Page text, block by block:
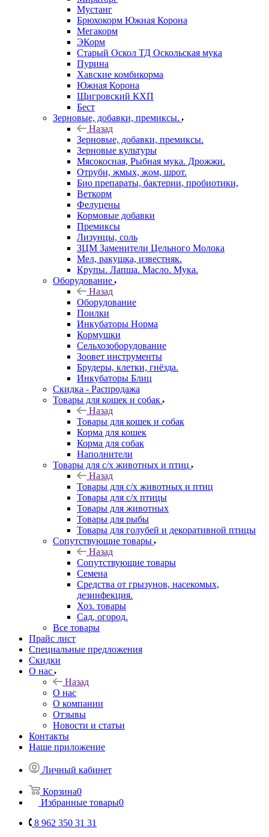
Мустанг
Брюхокорм Южная Корона
Мегакорм
ЭКорм
Старый Оскол ТД Оскольская мука
Пурина
Хавские комбикорма
Южная Корона
Щигровский КХП
Бест
Зерновые, добавки, премиксы.
Назад
Зерновые, добавки, премиксы.
Зерновые культуры
Мясокосная, Рыбная мука. Дрожжи.
Отруби, жмых, жом, шрот.
Био препараты, бактерии, пробиотики,
Веткорм
Фелуцены
Кормовые добавки
Премиксы
Лизунцы, соль
ЗЦМ Заменители Цельного Молока
Мел, ракушка, известняк.
Крупы. Лапша. Масло. Мука.
Оборудование
Назад
Оборудование
Поилки
Инкубаторы Норма
Кормушки
Сельхозоборудование
Зоовет инструменты
Брудеры, клетки, гнёзда.
Инкубаторы Блиц
Скидка - Распродажа
Товары для кошек и собак
Назад
Товары для кошек и собак
Корма для кошек
Корма для собак
Наполнители
Товары для с/х животных и птиц
Назад
Товары для с/х животных и птиц
Товары для с/х птицы
Товары для животных
Товары для рыбы
Товары для голубей и декоративной птицы
Сопутствующие товары
Назад
Сопутствующие товары
Семена
Средства от грызунов, насекомых,
дезинфекция.
Хоз. товары
Сад, огород.
Все товары
Прайс лист
Специальные предложения
Скидки
О нас
Назад
О нас
О компании
Отзывы
Новости и статьи
Контакты
Наше приложение
Личный кабинет
Корзина0
Избранные товары0
8 962 350 31 31